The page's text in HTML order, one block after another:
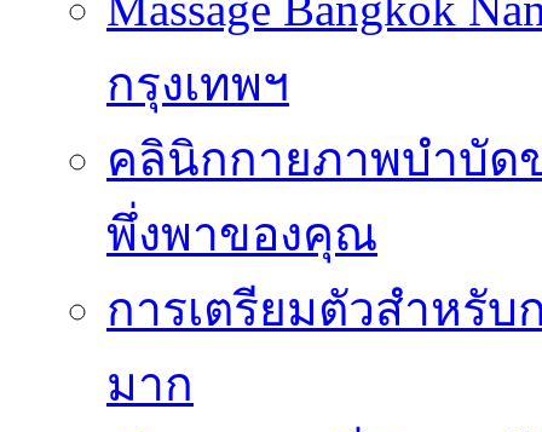
กรุงเทพฯ
คลินิกกายภาพบำบัด
พึ่งพาของคุณ
การเตรียมตัวสำหรั
มาก